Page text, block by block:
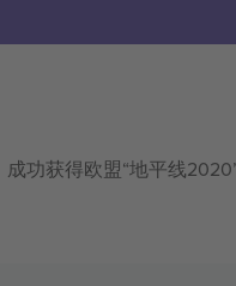
功获得欧盟“地平线